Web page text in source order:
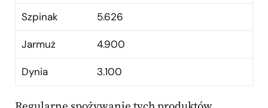
Szpinak 5.626
Jarmuż 4.900
Dynia 3.100